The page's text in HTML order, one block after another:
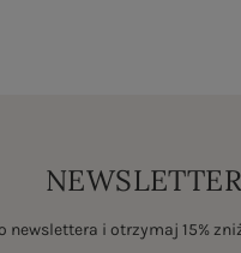
NEWSLETTER
newslettera i otrzymaj 15%